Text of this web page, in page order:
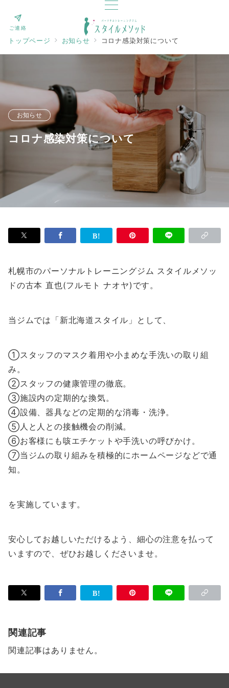
ご連絡
トップページ お知らせ コロナ感染対策について
お知らせ
コロナ感染対策について
札幌市のパーソナルトレーニングジム スタイルメソッ
ドの古本 直也(フルモト ナオヤ)です。
当ジムでは「新北海道スタイル」として、
①スタッフのマスク着用や小まめな手洗いの取り組
み。
②スタッフの健康管理の徹底。
③施設内の定期的な換気。
④設備、器具などの定期的な消毒・洗浄。
⑤人と人との接触機会の削減。
⑥お客様にも咳エチケットや手洗いの呼びかけ。
⑦当ジムの取り組みを積極的にホームページなどで通
知。
を実施しています。
安心してお越しいただけるよう、細心の注意を払って
いますので、ぜひお越しくださいませ。
関連記事
関連記事はありません。